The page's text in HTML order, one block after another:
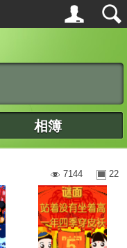
相簿
22
7144